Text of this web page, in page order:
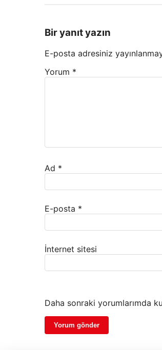
Bir yanıt yazın
E-posta adresiniz
Yorum *
Ad *
E-posta *
İnternet sitesi
Daha sonraki yorumlarımda